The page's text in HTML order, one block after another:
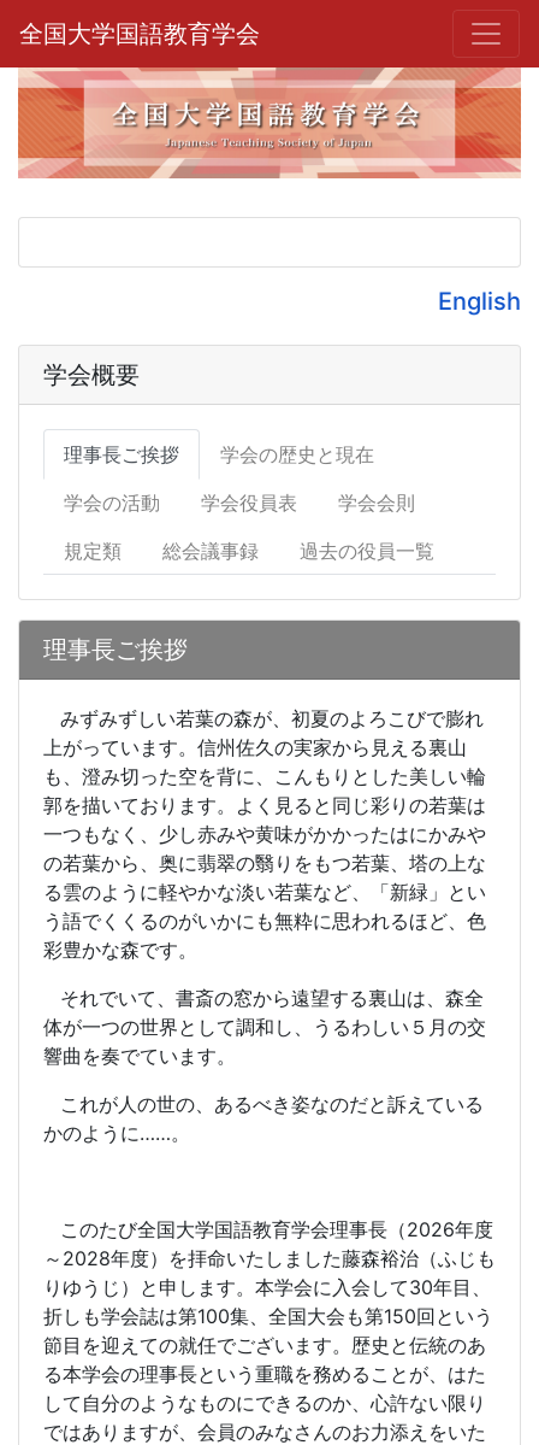
全国大学国語教育学会
English
学会概要
理事長ご挨拶
学会の歴史と現在
学会の活動
学会役員表
学会会則
規定類
総会議事録 過去の役員一覧
理事長ご挨拶
みずみずしい若葉の森が、初夏のよろこびで膨れ
上がっています。信州佐久の実家から見える裏山
も、澄み切った空を背に、こんもりとした美しい輪
郭を描いております。よく見ると同じ彩りの若葉は
一つもなく、少し赤みや黄味がかかったはにかみや
の若葉から、奥に翡翠の翳りをもつ若葉、塔の上な
る雲のように軽やかな淡い若葉など、「新緑」とい
う語でくくるのがいかにも無粋に思われるほど、色
彩豊かな森です。
それでいて、書斎の窓から遠望する裏山は、森全
体が一つの世界として調和し、うるわしい５月の交
響曲を奏でています。
これが人の世の、あるべき姿なのだと訴えている
かのように……。
このたび全国大学国語教育学会理事長（2026年度
～ 2028年度）を拝命いたしました藤森裕治（ふじも
りゆうじ）と申します。本学会に入会して30年目、
折しも学会誌は第100集、全国大会も第150回という
節目を迎えての就任でございます。歴史と伝統のあ
る本学会の理事長という重職を務めることが、はた
して自分のようなものにできるのか、心許ない限り
ではありますが、会員のみなさんのお力添えをいた